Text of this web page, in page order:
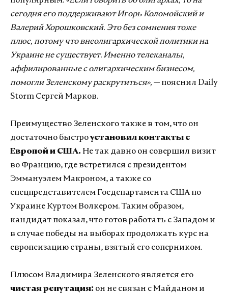
сегодня его поддерживают Игорь Коломойский и
Валерий Хорошковский. Это без сомнения тоже
плюс, потому что внеолигархической политики на
Украине не существует. Именно телеканалы,
аффилированные с олигархическим бизнесом,
помогли Зеленскому раскрутиться», — пояснил Daily
Storm Сергей Марков.
Преимущество Зеленского также в том, что он
достаточно быстроустановил контакты с
Европой и США. Не так давно он совершил визит
во Францию, где встретился с президентом
Эммануэлем Макроном, а также со
спецпредставителем Госдепартамента США по
Украине Куртом Волкером. Таким образом,
кандидат показал, что готов работать с Западом и
в случае победы на выборах продолжать курс на
европеизацию страны, взятый его соперником.
Плюсом Владимира Зеленского является его
чистая репутация: он не связан с Майданом и